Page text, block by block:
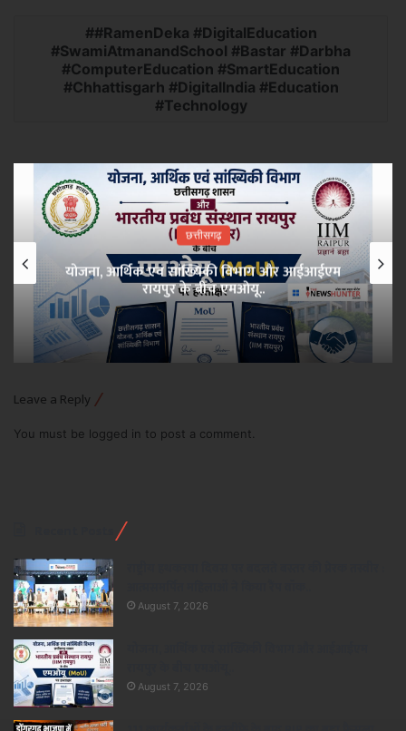
#RamenDeka #DigitalEducation
#SwamiAtmanandSchool #Bastar #Darbha
#ComputerEducation #SmartEducation
#Chhattisgarh #DigitalIndia #Education
#Technology
छत्तीसगढ़
योजना, आर्थिक एवं सांख्यिकी विभाग और आईआईएम
रायपुर के बीच एमओयू..
Leave a Reply
You must be logged in to post a comment.
August 7, 2026
August 7, 2026